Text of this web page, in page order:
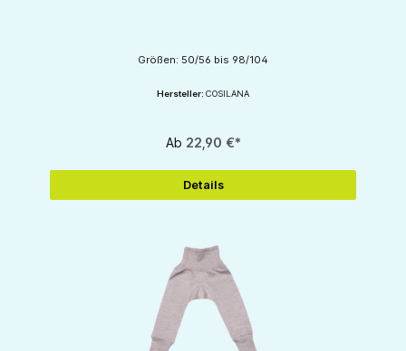
Größen: 50/56 bis 98/104
Hersteller: COSILANA
Ab 22,90 €*
Details